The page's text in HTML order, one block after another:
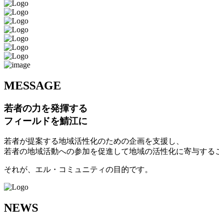
MESSAGE
若者の力を発揮する
フィールドを鯖江に
若者が提案する地域活性化のための企画を支援し、
若者の地域活動への参加を促進して地域の活性化に寄与する
それが、エル・コミュニティの目的です。
NEWS